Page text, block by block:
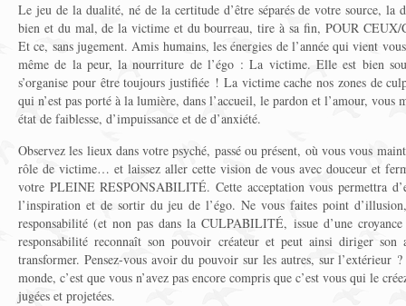
Le jeu de la dualité, né de la certitude d’être séparés de votre source, la
bien et du mal, de la victime et du bourreau, tire à sa fin, POUR
Et ce, sans jugement. Amis humains, les énergies de l’année qui vient
même de la peur, la nourriture de l’égo : La victime. Elle est bien
s’organise pour être toujours justifiée ! La victime cache nos zones de
qui n’est pas porté à la lumière, dans l’accueil, le pardon et l’amour, vous
état de faiblesse, d’impuissance et de d’anxiété.
Observez les lieux dans votre psyché, passé ou présent, où vous vous
rôle de victime… et laissez aller cette vision de vous avec douceur et
votre PLEINE RESPONSABILITÉ. Cette acceptation vous permettra
l’inspiration et de sortir du jeu de l’égo. Ne vous faites point
responsabilité (et non pas dans la CULPABILITÉ, issue d’une
responsabilité reconnaît son pouvoir créateur et peut ainsi diriger son
transformer. Pensez-vous avoir du pouvoir sur les autres, sur l’extérieur
monde, c’est que vous n’avez pas encore compris que c’est vous qui le
jugées et projetées.